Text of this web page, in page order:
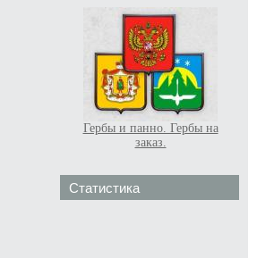
Гербы и панно. Гербы на
заказ.
Статистика